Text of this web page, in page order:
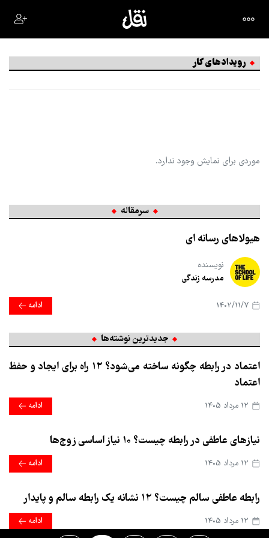
رویدادهای کار
موردی برای نمایش وجود ندارد.
سرمقاله
هیولاهای رسانه ای
نویسنده
مدرسه زندگی
ادامه
جدیدترین نوشته‌ها
اعتماد در رابطه چگونه ساخته می‌شود؟ ۱۲ راه برای ایجاد و حفظ
اعتماد
ادامه
نیازهای عاطفی در رابطه چیست؟ ۱۰ نیاز اساسی زوج‌ها
ادامه
رابطه عاطفی سالم چیست؟ ۱۲ نشانه یک رابطه سالم و پایدار
ادامه